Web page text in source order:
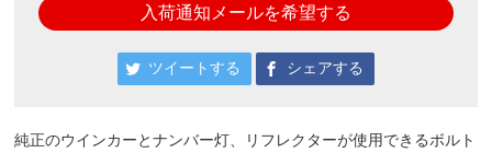
入荷通知メールを希望する
ツイートする シェアする
純正のウインカーとナンバー灯、リフレクターが使用できるボルト